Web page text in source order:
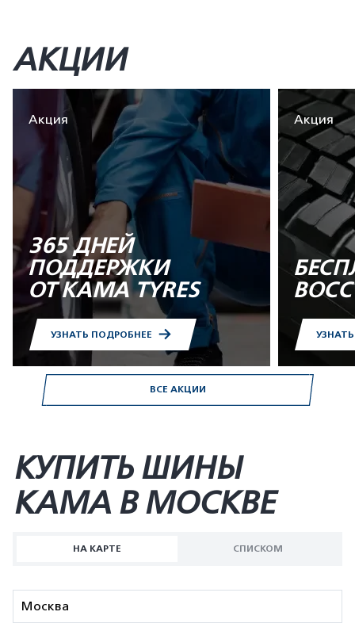
ВСЕ АКЦИИ
АКЦИИ
Акция
365 ДНЕЙ
ПОДДЕРЖКИ
ОТ KAMA TYRES
УЗНАТЬ ПОДРОБНЕЕ
Акция
КУПИТЬ ШИНЫ
KAMA В МОСКВЕ
НА КАРТЕ СПИСКОМ